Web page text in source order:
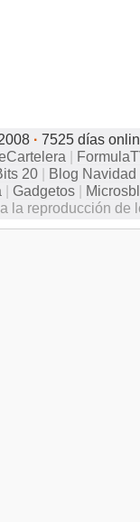
· 7525 días
|
20 | Blog Navidad
| Gadgetos |
la reproducción de